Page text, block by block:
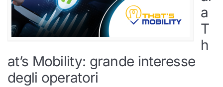
a
T
h
at’s Mobility: grande interesse
degli operatori